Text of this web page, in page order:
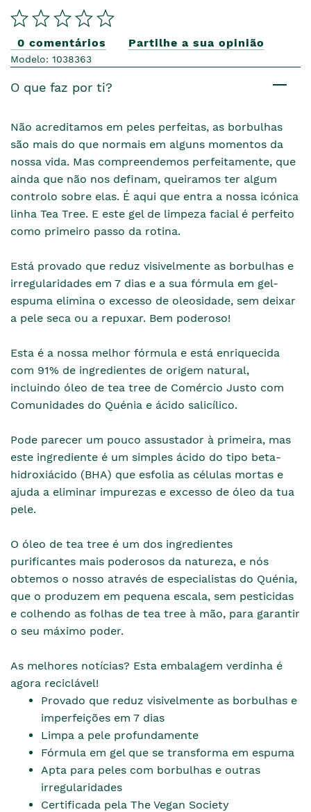
0 comentários Partilhe a sua opinião
Modelo: 1038363
O que faz por ti?
Não acreditamos em peles perfeitas, as borbulhas
são mais do que normais em alguns momentos da
nossa vida. Mas compreendemos perfeitamente, que
ainda que não nos definam, queiramos ter algum
controlo sobre elas. É aqui que entra a nossa icónica
linha Tea Tree. E este gel de limpeza facial é perfeito
como primeiro passo da rotina.
Está provado que reduz visivelmente as borbulhas e
irregularidades em 7 dias e a sua fórmula em gel-
espuma elimina o excesso de oleosidade, sem deixar
a pele seca ou a repuxar. Bem poderoso!
Esta é a nossa melhor fórmula e está enriquecida
com 91% de ingredientes de origem natural,
incluindo óleo de tea tree de Comércio Justo com
Comunidades do Quénia e ácido salicílico.
Pode parecer um pouco assustador à primeira, mas
este ingrediente é um simples ácido do tipo beta-
hidroxiácido (BHA) que esfolia as células mortas e
ajuda a eliminar impurezas e excesso de óleo da tua
pele.
O óleo de tea tree é um dos ingredientes
purificantes mais poderosos da natureza, e nós
obtemos o nosso através de especialistas do Quénia,
que o produzem em pequena escala, sem pesticidas
e colhendo as folhas de tea tree à mão, para garantir
o seu máximo poder.
As melhores notícias? Esta embalagem verdinha é
agora reciclável!
Provado que reduz visivelmente as borbulhas e
imperfeições em 7 dias
Limpa a pele profundamente
Fórmula em gel que se transforma em espuma
Apta para peles com borbulhas e outras
irregularidades
Certificada pela The Vegan Society